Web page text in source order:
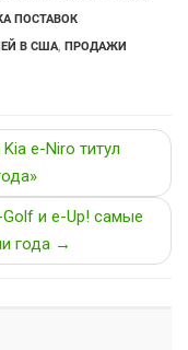
ПОСТАВОК
В США, ПРОДАЖИ
е-Niro титул
и e-Up! самые
года →